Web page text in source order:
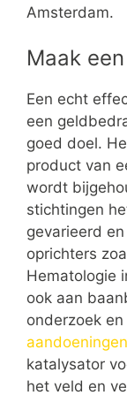
Amsterdam.
Maak
Een echt
een
goed doel.
product van
wordt
stichtingen
gevarieerd
oprichters
Hematologie
ook aan
onderzoek
aandoeningen
katalysator
het veld en